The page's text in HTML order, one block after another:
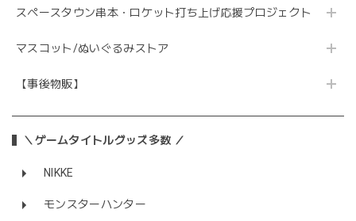
スペースタウン串本・ロケット打ち上げ応援プロジェクト
マスコット/ぬいぐるみストア
【事後物販】
＼ゲームタイトルグッズ多数 ／
NIKKE
モンスターハンター